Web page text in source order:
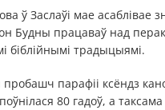
ў Заслаўі мае
Будны працаваў над
біблійнымі традыцыямі.
парафіі ксёндз
80 гадоў, а